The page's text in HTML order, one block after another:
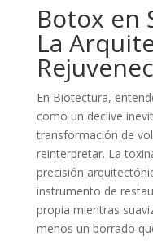
Botox en
La
En Biotectura,
como un declive
transformación de
reinterpretar. La
precisión
instrumento de
propia mientras
menos un borrado